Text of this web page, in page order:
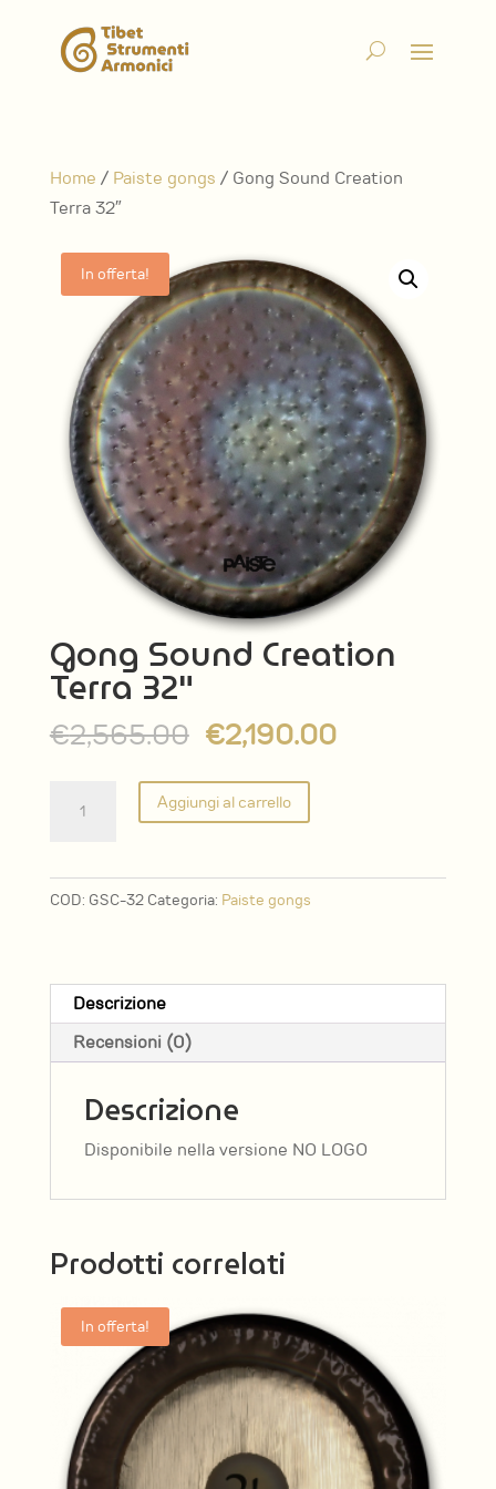
Home / Paiste gongs / Gong Sound Creation
Terra 32″
In offerta!
Gong Sound Creation
Terra 32″
€2,565.00 Il
originale
era:
€2,190.00Il
Sound
Terra
Aggiungi al carrello
COD: GSC-32 Categoria: Paiste gongs
Descrizione
Recensioni (0)
Descrizione
Disponibile nella versione NO LOGO
Prodotti correlati
In offerta!